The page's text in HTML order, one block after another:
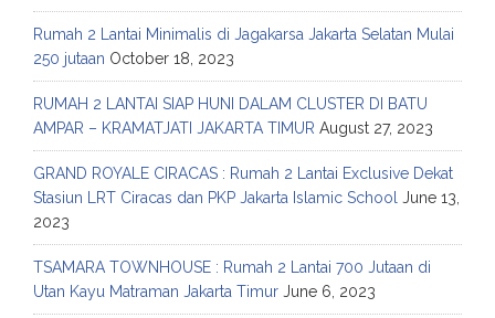
Rumah 2 Lantai Minimalis di Jagakarsa Jakarta Selatan Mulai
250 jutaan October 18, 2023
RUMAH 2 LANTAI SIAP HUNI DALAM CLUSTER DI BATU
AMPAR – KRAMATJATI JAKARTA TIMUR August 27, 2023
GRAND ROYALE CIRACAS : Rumah 2 Lantai Exclusive Dekat
Stasiun LRT Ciracas dan PKP Jakarta Islamic School June 13,
2023
TSAMARA TOWNHOUSE : Rumah 2 Lantai 700 Jutaan di
Utan Kayu Matraman Jakarta Timur June 6, 2023